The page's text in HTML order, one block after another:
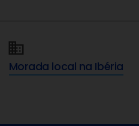
Morada local na Ibéria